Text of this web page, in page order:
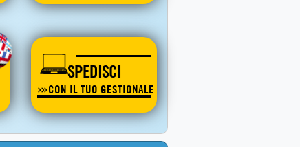
SPEDISCI
CON IL TUO GESTIONALE